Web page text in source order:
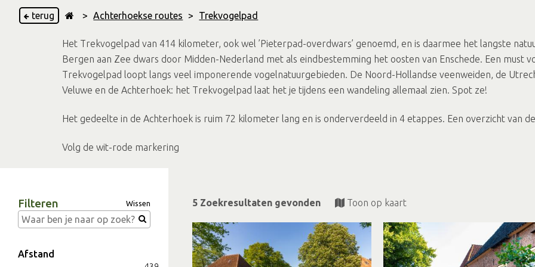
terug > Achterhoekse routes > Trekvogelpad
Het Trekvogelpad van 414 kilometer, ook wel ’Pieterpad-overdwars’ genoemd, en is daarmee het langste
Bergen aan Zee dwars door Midden-Nederland met als eindbestemming het oosten van Enschede. Een must
Trekvogelpad loopt langs veel imponerende vogelnatuurgebieden. De Noord-Hollandse veenweiden, de
Veluwe en de Achterhoek: het Trekvogelpad laat het je tijdens een wandeling allemaal zien. Spot ze!
Het gedeelte in de Achterhoek is ruim 72 kilometer lang en is onderverdeeld in 4 etappes. Een overzicht van
Volg de wit-rode markering
Filteren Wissen
Afstand
5 Zoekresultaten gevonden Toon op kaart